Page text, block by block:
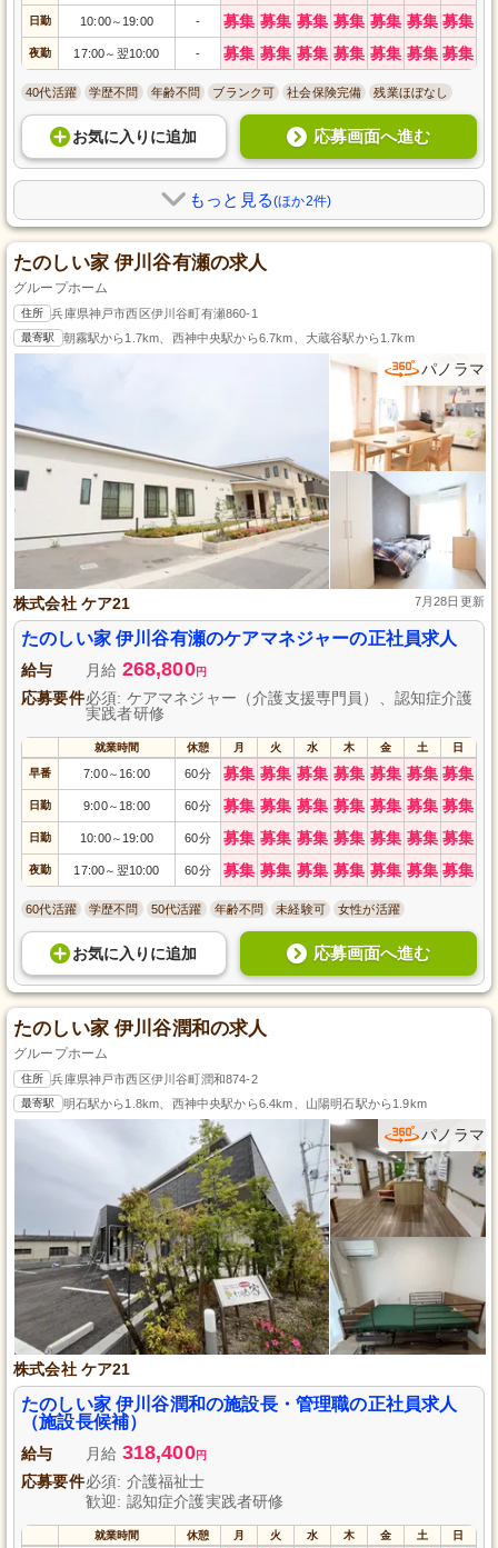
日勤 10:00～ 19:00 - 募集 募集 募集 募集 募集 募集 募集
夜勤 17:00～ 翌10:00 - 募集 募集 募集 募集 募集 募集 募集
40代活躍 学歴不問 年齢不問 ブランク可 社会保険完備 残業ほぼなし
お気に入り に追加 応募画面へ進む
もっと見る(ほか2件)
たのしい家 伊川谷有瀬の求人
グループホーム
住所 兵庫県神戸市西区伊川谷町有瀬860-1
最寄駅 朝霧駅から1.7km、西神中央駅から6.7km、大蔵谷駅から1.7km
パノラマ
株式会社 ケア21 7月28日更新
たのしい家 伊川谷有瀬のケアマネジャーの正社員求人
給与 月給 268,800円
応募要件必須: ケアマネジャー（介護支援専門員）、認知症介護
実践者研修
就業時間 休憩 月 火 水 木 金 土 日
早番 7:00～ 16:00 60分 募集 募集 募集 募集 募集 募集 募集
日勤 9:00～ 18:00 60分 募集 募集 募集 募集 募集 募集 募集
日勤 10:00～ 19:00 60分 募集 募集 募集 募集 募集 募集 募集
夜勤 17:00～ 翌10:00 60分 募集 募集 募集 募集 募集 募集 募集
60代活躍 学歴不問 50代活躍 年齢不問 未経験可 女性が活躍
お気に入り に追加 応募画面へ進む
たのしい家 伊川谷潤和の求人
グループホーム
住所 兵庫県神戸市西区伊川谷町潤和874-2
最寄駅 明石駅から1.8km、西神中央駅から6.4km、山陽明石駅から1.9km
パノラマ
株式会社 ケア21
たのしい家 伊川谷潤和の施設長・管理職の正社員求人
（施設長候補）
給与 月給 318,400円
応募要件必須: 介護福祉士
歓迎: 認知症介護実践者研修
就業時間 休憩 月 火 水 木 金 土 日